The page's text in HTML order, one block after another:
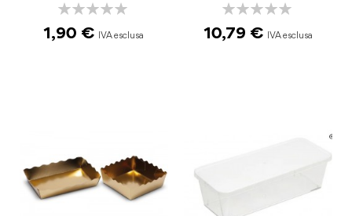
Rating:
1,90 €
Rating:
10,79 €